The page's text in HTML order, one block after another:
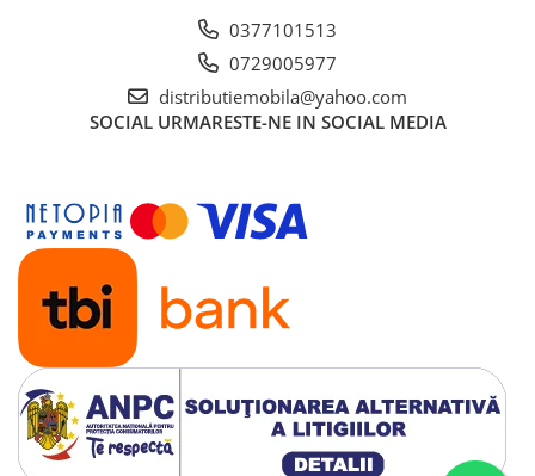
0377101513
0729005977
distributiemobila@yahoo.com
SOCIAL URMARESTE-NE IN SOCIAL MEDIA